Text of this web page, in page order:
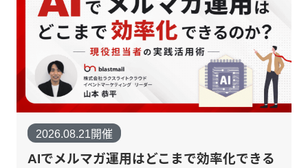
2026.08.21開催
AIでメルマガ運用はどこまで効率化できる